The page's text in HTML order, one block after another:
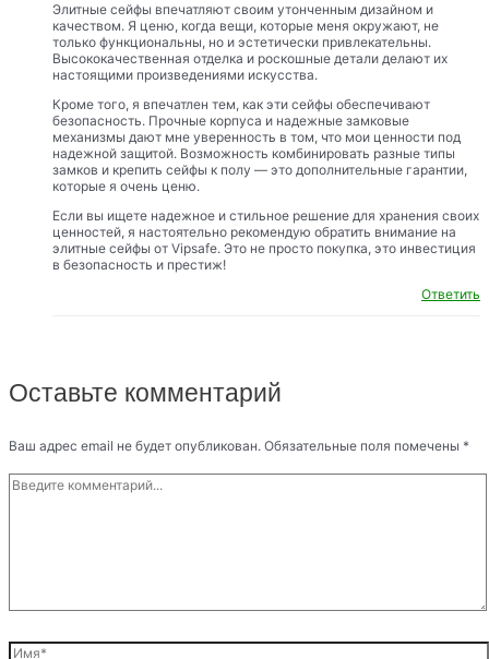
Элитные сейфы впечатляют своим утонченным дизайном и
качеством. Я ценю, когда вещи, которые меня окружают, не
только функциональны, но и эстетически привлекательны.
Высококачественная отделка и роскошные детали делают их
настоящими произведениями искусства.
Кроме того, я впечатлен тем, как эти сейфы обеспечивают
безопасность. Прочные корпуса и надежные замковые
механизмы дают мне уверенность в том, что мои ценности под
надежной защитой. Возможность комбинировать разные типы
замков и крепить сейфы к полу — это дополнительные гарантии,
которые я очень ценю.
Если вы ищете надежное и стильное решение для хранения своих
ценностей, я настоятельно рекомендую обратить внимание на
элитные сейфы от Vipsafe. Это не просто покупка, это инвестиция
в безопасность и престиж!
Ответить
Оставьте комментарий
Ваш адрес email не будет опубликован. Обязательные поля помечены *
Введите
комментарий...
Имя*